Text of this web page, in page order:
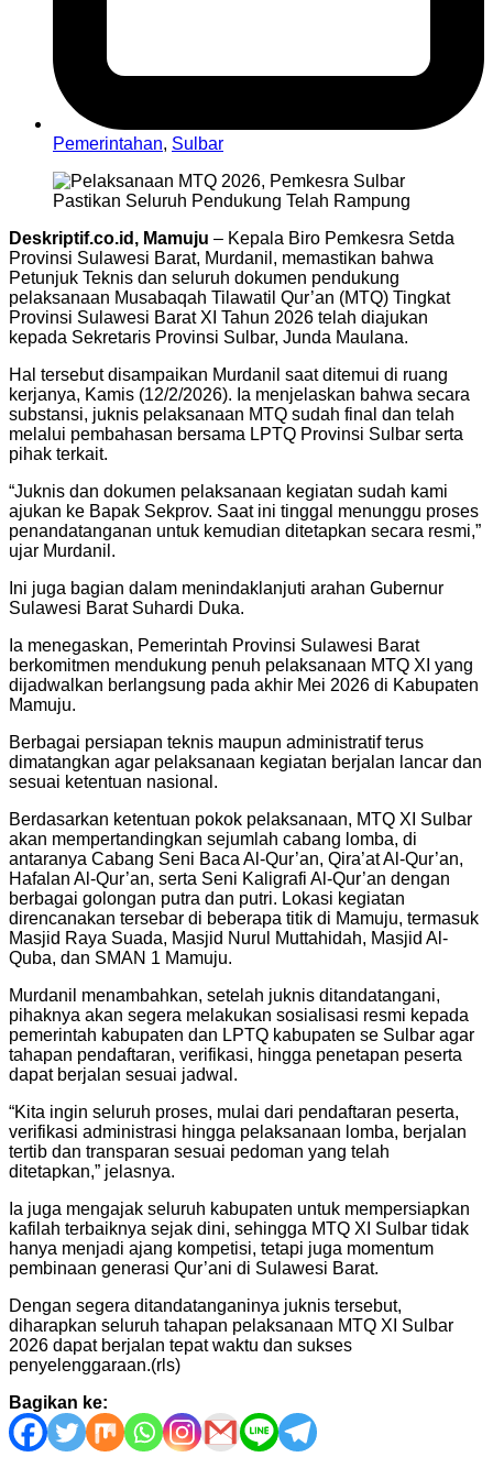
Pemerintahan, Sulbar
Deskriptif.co.id, Mamuju – Kepala Biro Pemkesra Setda
Provinsi Sulawesi Barat, Murdanil, memastikan bahwa
Petunjuk Teknis dan seluruh dokumen pendukung
pelaksanaan Musabaqah Tilawatil Qur’an (MTQ) Tingkat
Provinsi Sulawesi Barat XI Tahun 2026 telah diajukan
kepada Sekretaris Provinsi Sulbar, Junda Maulana.
Hal tersebut disampaikan Murdanil saat ditemui di ruang
kerjanya, Kamis (12/2/2026). Ia menjelaskan bahwa secara
substansi, juknis pelaksanaan MTQ sudah final dan telah
melalui pembahasan bersama LPTQ Provinsi Sulbar serta
pihak terkait.
“Juknis dan dokumen pelaksanaan kegiatan sudah kami
ajukan ke Bapak Sekprov. Saat ini tinggal menunggu proses
penandatanganan untuk kemudian ditetapkan secara resmi,”
ujar Murdanil.
Ini juga bagian dalam menindaklanjuti arahan Gubernur
Sulawesi Barat Suhardi Duka.
Ia menegaskan, Pemerintah Provinsi Sulawesi Barat
berkomitmen mendukung penuh pelaksanaan MTQ XI yang
dijadwalkan berlangsung pada akhir Mei 2026 di Kabupaten
Mamuju.
Berbagai persiapan teknis maupun administratif terus
dimatangkan agar pelaksanaan kegiatan berjalan lancar dan
sesuai ketentuan nasional.
Berdasarkan ketentuan pokok pelaksanaan, MTQ XI Sulbar
akan mempertandingkan sejumlah cabang lomba, di
antaranya Cabang Seni Baca Al-Qur’an, Qira’at Al-Qur’an,
Hafalan Al-Qur’an, serta Seni Kaligrafi Al-Qur’an dengan
berbagai golongan putra dan putri. Lokasi kegiatan
direncanakan tersebar di beberapa titik di Mamuju, termasuk
Masjid Raya Suada, Masjid Nurul Muttahidah, Masjid Al-
Quba, dan SMAN 1 Mamuju.
Murdanil menambahkan, setelah juknis ditandatangani,
pihaknya akan segera melakukan sosialisasi resmi kepada
pemerintah kabupaten dan LPTQ kabupaten se Sulbar agar
tahapan pendaftaran, verifikasi, hingga penetapan peserta
dapat berjalan sesuai jadwal.
“Kita ingin seluruh proses, mulai dari pendaftaran peserta,
verifikasi administrasi hingga pelaksanaan lomba, berjalan
tertib dan transparan sesuai pedoman yang telah
ditetapkan,” jelasnya.
Ia juga mengajak seluruh kabupaten untuk mempersiapkan
kafilah terbaiknya sejak dini, sehingga MTQ XI Sulbar tidak
hanya menjadi ajang kompetisi, tetapi juga momentum
pembinaan generasi Qur’ani di Sulawesi Barat.
Dengan segera ditandatanganinya juknis tersebut,
diharapkan seluruh tahapan pelaksanaan MTQ XI Sulbar
2026 dapat berjalan tepat waktu dan sukses
penyelenggaraan.(rls)
Bagikan ke: